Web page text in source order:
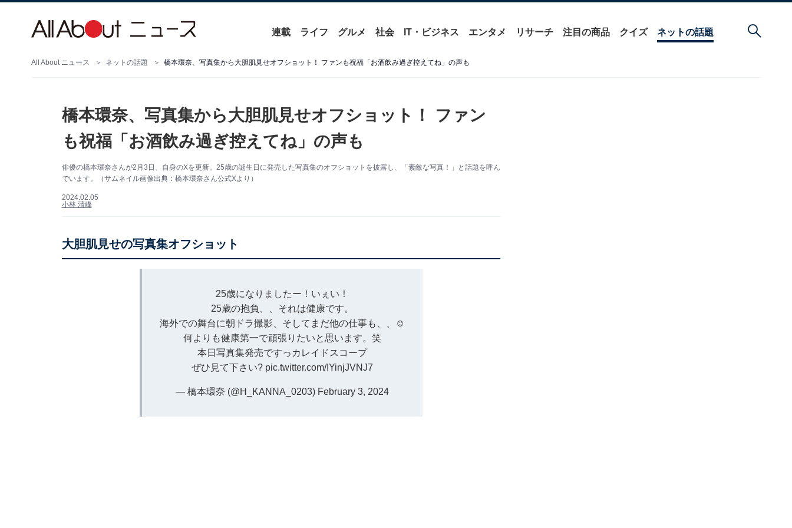
連載 ライフ グルメ 社会 IT・ビジネス エンタメ リサーチ 注目の商品 クイズ ネットの話題
All About ニュース ネットの話題 橋本環奈、写真集から大胆肌見せオフショット！ ファンも祝福「お酒飲み過ぎ控えてね」の声も
橋本環奈、写真集から大胆肌見せオフショット！ ファン
も祝福「お酒飲み過ぎ控えてね」の声も
俳優の橋本環奈さんが2月3日、自身のXを更新。25歳の誕生日に発売した写真集のオフショットを披露し、「素敵な写真！」と話題を呼ん
でいます。（サムネイル画像出典：橋本環奈さん公式Xより）
2024.02.05
小林 清峰
大胆肌見せの写真集オフショット
25歳になりましたー！いぇい！
25歳の抱負、、それは健康です。
海外での舞台に朝ドラ撮影、そしてまだ他の仕事も、、☺️
何よりも健康第一で頑張りたいと思います。笑
本日写真集発売ですっカレイドスコープ
ぜひ見て下さい? pic.twitter.com/IYinjJVNJ7
— 橋本環奈 (@H_KANNA_0203) February 3, 2024